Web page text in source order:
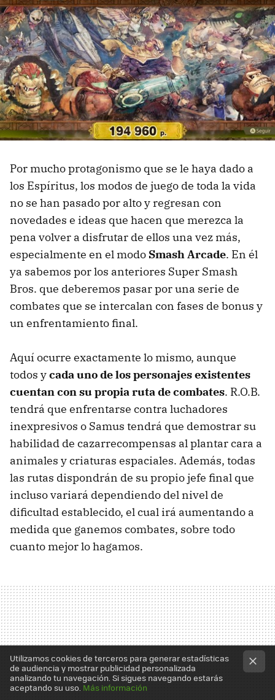
Por mucho protagonismo que se le haya dado a
los Espíritus, los modos de juego de toda la vida
no se han pasado por alto y regresan con
novedades e ideas que hacen que merezca la
pena volver a disfrutar de ellos una vez más,
especialmente en el modo Smash Arcade. En él
ya sabemos por los anteriores Super Smash
Bros. que deberemos pasar por una serie de
combates que se intercalan con fases de bonus y
un enfrentamiento final.
Aquí ocurre exactamente lo mismo, aunque
todos ycada uno de los personajes existentes
cuentan con su propia ruta de combates. R.O.B.
tendrá que enfrentarse contra luchadores
inexpresivos o Samus tendrá que demostrar su
habilidad de cazarrecompensas al plantar cara a
animales y criaturas espaciales. Además, todas
las rutas dispondrán de su propio jefe final que
incluso variará dependiendo del nivel de
dificultad establecido, el cual irá aumentando a
medida que ganemos combates, sobre todo
cuanto mejor lo hagamos.
Utilizamos cookies de terceros para generar estadísticas
de audiencia y mostrar publicidad personalizada
analizando tu navegación. Si sigues navegando estarás
aceptando su uso. Más información